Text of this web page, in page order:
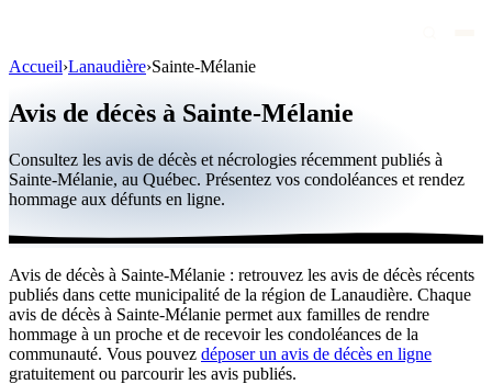
Personnalités publiques
Québec
Canada
International
Par région
Par ville
Maisons funéraires
Accueil›Lanaudière›Sainte-Mélanie
Avis de décès à Sainte-Mélanie
Consultez les avis de décès et nécrologies récemment publiés à
Sainte-Mélanie, au Québec. Présentez vos condoléances et rendez
hommage aux défunts en ligne.
Avis de décès à Sainte-Mélanie : retrouvez les avis de décès récents
publiés dans cette municipalité de la région de Lanaudière. Chaque
avis de décès à Sainte-Mélanie permet aux familles de rendre
hommage à un proche et de recevoir les condoléances de la
communauté. Vous pouvez déposer un avis de décès en ligne
gratuitement ou parcourir les avis publiés.